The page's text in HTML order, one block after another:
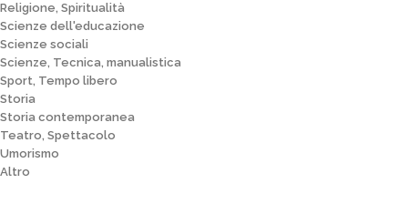
Religione, Spiritualità
Scienze dell'educazione
Scienze sociali
Scienze, Tecnica, manualistica
Sport, Tempo libero
Storia
Storia contemporanea
Teatro, Spettacolo
Umorismo
Altro